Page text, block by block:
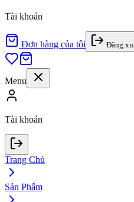
Tài khoản
Đơn hàng của tôi Đăng
Menu
Tài khoản
Trang Chủ
Sản Phẩm